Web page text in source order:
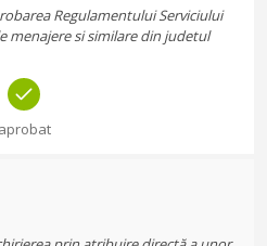
Regulamentului Serviciului
menajere si similare din judetul
aprobat